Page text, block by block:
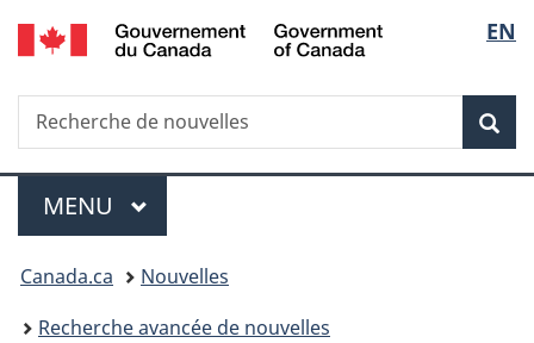
Passer
au
Passer
à
du
Passer
à
simplifiée
de
la
EN
Recherche
Recherche
de
Menu
MENU PRINCIPAL
Vous
êtes
Canada.ca
Nouvelles
Recherche avancée de nouvelles